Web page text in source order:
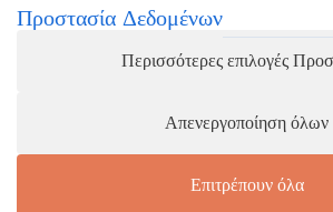
Πολιτική Επιστροφών
Προστασία Δεδομένων
Περισσότερες επιλογές
Απενεργοποίηση όλων
Επιτρέπουν όλα